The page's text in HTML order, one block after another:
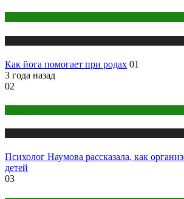
Как йога помогает при родах 01
3 года назад
02
Психолог Наумова рассказала, как
детей
03